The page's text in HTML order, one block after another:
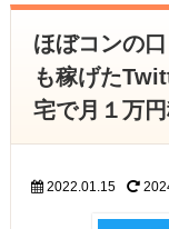
ほぼコンの
も稼げた
宅で月１万
2022.01.15